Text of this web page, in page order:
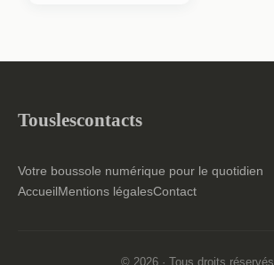
Touslescontacts
Votre boussole numérique pour le quotidien
AccueilMentions légalesContact
© 2026 · Tous droits réservés.